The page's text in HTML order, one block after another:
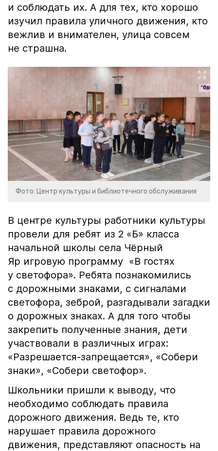
и соблюдать их. А для тех, кто хорошо
изучил правила уличного движения, кто
вежлив и внимателен, улица совсем
не страшна.
Фото: Центр культуры и библиотечного обслуживания
В центре культуры работники культуры
провели для ребят из 2 «Б» класса
начальной школы села Чёрный
Яр игровую программу «В гостях
у светофора». Ребята познакомились
с дорожными знаками, с сигналами
светофора, зеброй, разгадывали загадки
о дорожных знаках. А для того чтобы
закрепить полученные знания, дети
участвовали в различных играх:
«Разрешается-запрещается», «Собери
знаки», «Собери светофор».
Школьники пришли к выводу, что
необходимо соблюдать правила
дорожного движения. Ведь те, кто
нарушает правила дорожного
движения, представляют опасность на